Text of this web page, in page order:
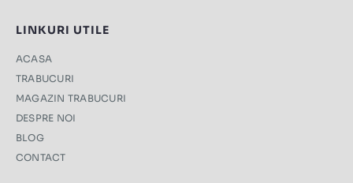
LINKURI UTILE
ACASA
TRABUCURI
MAGAZIN TRABUCURI
DESPRE NOI
BLOG
CONTACT